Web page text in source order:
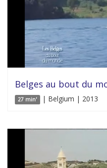
Belges au bout du
27 min' | Belgium | 2013